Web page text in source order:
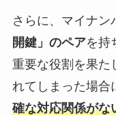
さらに、マイナン
開鍵」のペアを持
重要な役割を果た
れてしまった場合
確な対応関係がな